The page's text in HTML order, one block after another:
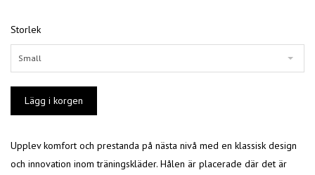
Storlek
Small
Upplev komfort och prestanda på nästa nivå med en klassisk design
och innovation inom träningskläder. Hålen är placerade där det är